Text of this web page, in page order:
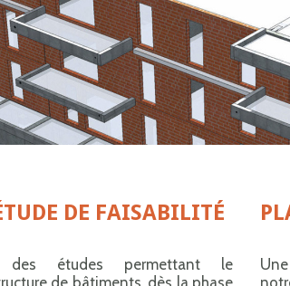
DE FAISABILITÉ
des études permettant le